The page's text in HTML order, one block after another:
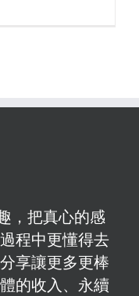
，把真心的感
程中更懂得去
享讓更多更棒
的收入、永續